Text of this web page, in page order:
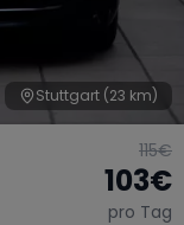
Stuttgart (23 km)
115€
103€
pro Tag